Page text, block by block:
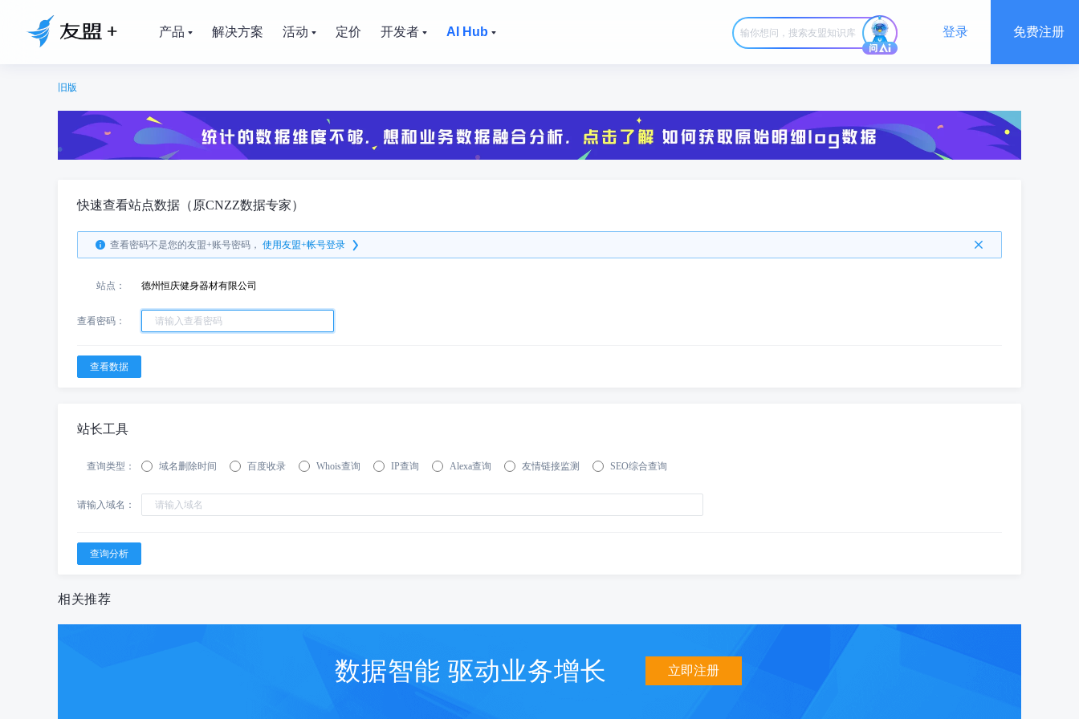
产品 解决方案 活动 定价 开发者 AI Hub 登录 免费注册
旧版
快速查看站点数据（原CNZZ数据专家）
查看密码不是您的友盟+账号密码， 使用友盟+帐号登录
站点： 德州恒庆健身器材有限公司
查看密码：
站长工具
查询类型： 域名删除时间 百度收录 Whois查询 IP查询 Alexa查询 友情链接监测 SEO综合查询
请输入域名：
相关推荐
数据智能 驱动业务增长 立即注册